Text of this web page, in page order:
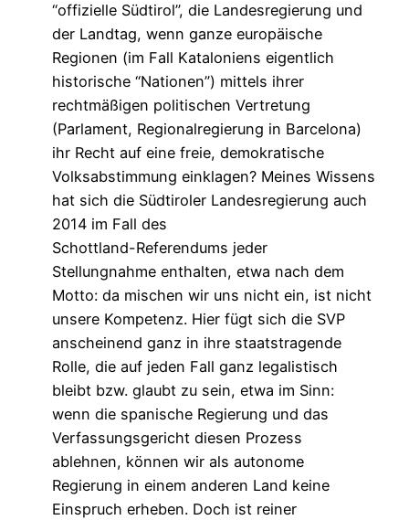
“offizielle Südtirol”, die Landesregierung und
der Landtag, wenn ganze europäische
Regionen (im Fall Kataloniens eigentlich
historische “Nationen”) mittels ihrer
rechtmäßigen politischen Vertretung
(Parlament, Regionalregierung in Barcelona)
ihr Recht auf eine freie, demokratische
Volksabstimmung einklagen? Meines Wissens
hat sich die Südtiroler Landesregierung auch
2014 im Fall des
Schottland-Referendums jeder
Stellungnahme enthalten, etwa nach dem
Motto: da mischen wir uns nicht ein, ist nicht
unsere Kompetenz. Hier fügt sich die SVP
anscheinend ganz in ihre staatstragende
Rolle, die auf jeden Fall ganz legalistisch
bleibt bzw. glaubt zu sein, etwa im Sinn:
wenn die spanische Regierung und das
Verfassungsgericht diesen Prozess
ablehnen, können wir als autonome
Regierung in einem anderen Land keine
Einspruch erheben. Doch ist reiner